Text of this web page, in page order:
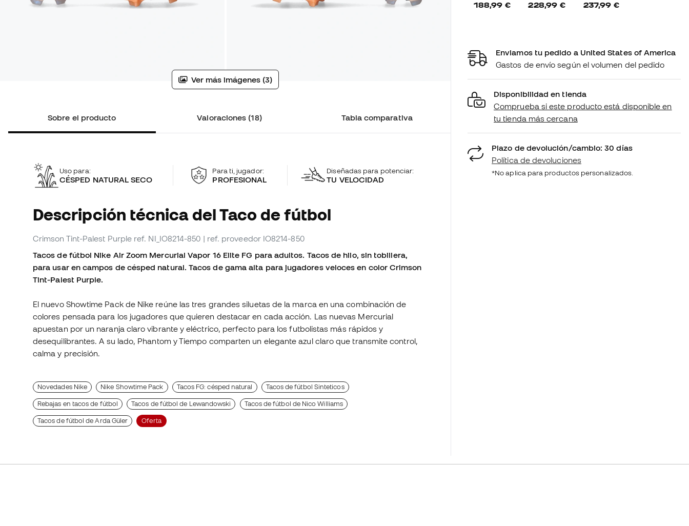
Ver más imágenes (3)
Sobre el producto Valoraciones (18) Tabla comparativa
Uso para:
CÉSPED NATURAL SECO
Para ti, jugador:
PROFESIONAL
Diseñadas para potenciar:
TU VELOCIDAD
Descripción técnica del Taco de fútbol
Crimson Tint-Palest Purple ref. NI_IO8214-850 | ref. proveedor IO8214-850
Tacos de fútbol Nike Air Zoom Mercurial Vapor 16 Elite FG para adultos. Tacos de hilo, sin tobillera,
para usar en campos de césped natural. Tacos de gama alta para jugadores veloces en color Crimson
Tint-Palest Purple.
El nuevo Showtime Pack de Nike reúne las tres grandes siluetas de la marca en una combinación de
colores pensada para los jugadores que quieren destacar en cada acción. Las nuevas Mercurial
apuestan por un naranja claro vibrante y eléctrico, perfecto para los futbolistas más rápidos y
desequilibrantes. A su lado, Phantom y Tiempo comparten un elegante azul claro que transmite control,
calma y precisión.
Novedades Nike Nike Showtime Pack Tacos FG: césped natural Tacos de fútbol Sinteticos
Rebajas en tacos de fútbol Tacos de fútbol de Lewandowski Tacos de fútbol de Nico Williams
Tacos de fútbol de Arda Güler Oferta
188,99 € 228,99 € 237,99 €
Enviamos tu pedido a United States of America
Gastos de envío según el volumen del pedido
Disponibilidad en tienda
Comprueba si este producto está disponible en
tu tienda más cercana
Plazo de devolución/cambio: 30 días
Política de devoluciones
*No aplica para productos personalizados.